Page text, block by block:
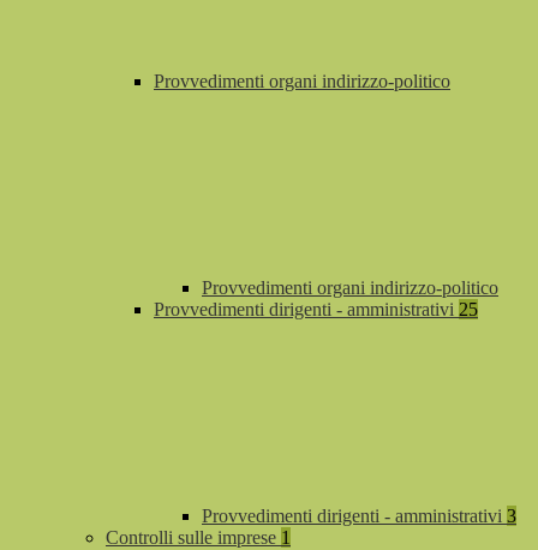
Provvedimenti organi indirizzo-politico
Provvedimenti organi indirizzo-politico
Provvedimenti dirigenti - amministrativi 25
Provvedimenti dirigenti - amministrativi 3
Controlli sulle imprese 1